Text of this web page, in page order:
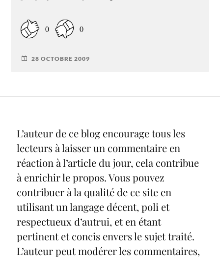
0 0
28 OCTOBRE 2009
L’auteur de ce blog encourage tous les
lecteurs à laisser un commentaire en
réaction à l’article du jour, cela contribue
à enrichir le propos. Vous pouvez
contribuer à la qualité de ce site en
utilisant un langage décent, poli et
respectueux d’autrui, et en étant
pertinent et concis envers le sujet traité.
L’auteur peut modérer les commentaires,